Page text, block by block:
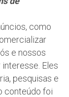
como
e nossos
Eles
pesquisas e
conteúdo foi